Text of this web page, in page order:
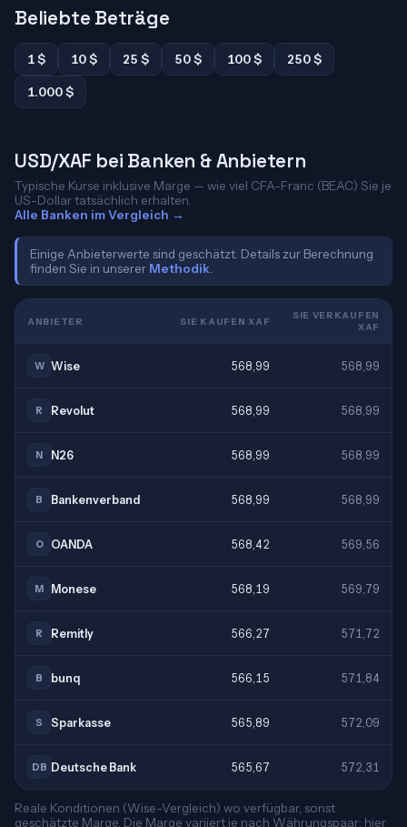
Beliebte Beträge
1 $ 10 $ 25 $ 50 $ 100 $
250 $
1.000 $
USD/XAF bei Banken & Anbietern
Typische Kurse inklusive Marge — wie viel CFA-Franc (BEAC) Sie je
US-Dollar tatsächlich erhalten.
Alle Banken im Vergleich →
Einige Anbieterwerte sind geschätzt. Details zur Berechnung
finden Sie in unserer Methodik
ANBIETER SIE KAUFEN XAF
SIE VERKAUFEN
XAF
W Wise 568,99 568,99
R Revolut 568,99 568,99
N N26 568,99 568,99
B Bankenverband 568,99 568,99
O OANDA 568,42 569,56
M Monese 568,19 569,79
R Remitly 566,27 571,72
B bunq 566,15 571,84
S Sparkasse 565,89 572,09
DB Deutsche Bank 565,67 572,31
Reale Konditionen (Wise-Vergleich) wo verfügbar, sonst
geschätzte Marge. Die Marge variiert je nach Währungspaar; hier